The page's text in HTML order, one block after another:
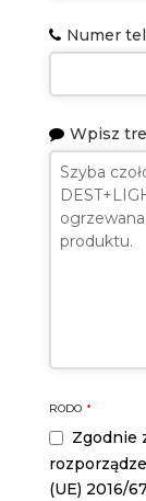
Numer
Wpisz
RODO *
Zgodnie
(UE) 2016/